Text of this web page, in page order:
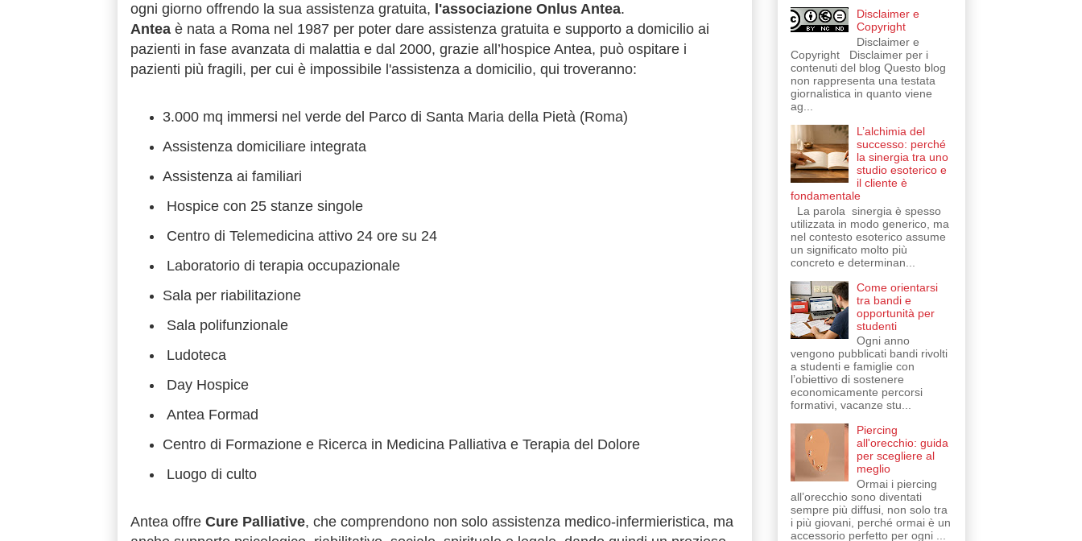
ogni giorno offrendo la sua assistenza gratuita, l'associazione Onlus Antea.
Anteaè nata a Roma nel 1987 per poter dare assistenza gratuita e supporto a domicilio ai
pazienti in fase avanzata di malattia e dal 2000, grazie all’hospice Antea, può ospitare i
pazienti più fragili, per cui è impossibile l'assistenza a domicilio, qui troveranno:
3.000 mq immersi nel verde del Parco di Santa Maria della Pietà (Roma)
Assistenza domiciliare integrata
Assistenza ai familiari
Hospice con 25 stanze singole
Centro di Telemedicina attivo 24 ore su 24
Laboratorio di terapia occupazionale
Sala per riabilitazione
Sala polifunzionale
Ludoteca
Day Hospice
Antea Formad
Centro di Formazione e Ricerca in Medicina Palliativa e Terapia del Dolore
Luogo di culto
Antea offre Cure Palliative, che comprendono non solo assistenza medico-infermieristica, ma
Disclaimer e
Copyright
Disclaimer e
Copyright Disclaimer per i
contenuti del blog Questo blog
non rappresenta una testata
giornalistica in quanto viene
ag...
L’alchimia del
successo: perché
la sinergia tra uno
studio esoterico e
il cliente è
fondamentale
La parola sinergia è spesso
utilizzata in modo generico, ma
nel contesto esoterico assume
un significato molto più
concreto e determinan...
Come orientarsi
tra bandi e
opportunità per
studenti
Ogni anno
vengono pubblicati bandi rivolti
a studenti e famiglie con
l’obiettivo di sostenere
economicamente percorsi
formativi, vacanze stu...
Piercing
all'orecchio: guida
per scegliere al
meglio
Ormai i piercing
all’orecchio sono diventati
sempre più diffusi, non solo tra
i più giovani, perché ormai è un
accessorio perfetto per ogni ...